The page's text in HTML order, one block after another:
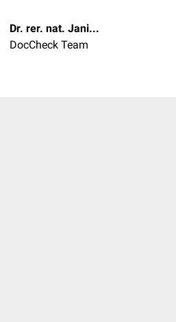
Dr. rer. nat. Janica Nolte
DocCheck Team